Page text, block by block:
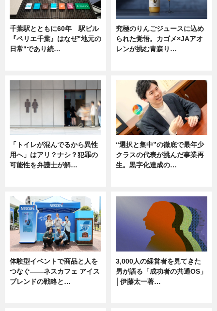
千葉駅とともに60年 駅ビル
『ペリエ千葉』はなぜ"地元の
日常"であり続…
究極のりんごジュースに込め
られた覚悟。カゴメ×JAアオ
レンが挑む青森り…
「トイレが混んでるから異性
用へ」はアリ？ナシ？犯罪の
可能性を弁護士が解…
“選択と集中”の徹底で最年少
クラスの代表が挑んだ事業再
生。黒字化達成の…
体験型イベントで商品と人を
つなぐ――ネスカフェ アイス
ブレンドの戦略と…
3,000人の経営者を見てきた
男が語る「成功者の共通OS」
│伊藤太一著…